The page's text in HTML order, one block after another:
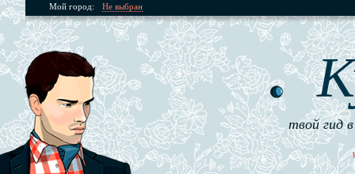
Мой город: Не выбран
твой гид